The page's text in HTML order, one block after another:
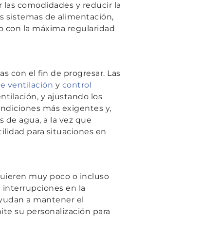
las comodidades y reducir la
sistemas de alimentación,
con la máxima regularidad
con el fin de progresar. Las
ventilación y control
y ajustando los
más exigentes y,
de agua, a la vez que
para situaciones en
muy poco o incluso
interrupciones en la
a mantener el
su personalización para